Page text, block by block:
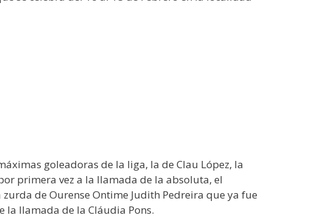
goleadoras de la liga, la de Clau López, la
primera vez a la llamada de la absoluta, el
de Ourense Ontime Judith Pedreira que ya fue
la llamada de la Cláudia Pons.